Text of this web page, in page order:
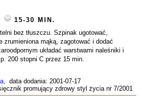
15-30 MIN.
bez tłuszczu. Szpinak ugotować,
zrumieniona mąką, zagotować i dodać
układać warstwami naleśniki i
200 stopni C przez 15 min.
, data dodania: 2001-07-17
promujący zdrowy styl życia nr 7/2001